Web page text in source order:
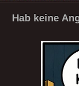
Hab keine